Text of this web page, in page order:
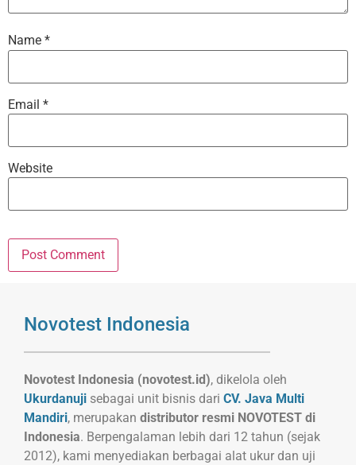
Name *
Email *
Website
Novotest Indonesia
Novotest Indonesia (novotest.id), dikelola oleh
Ukurdanuji sebagai unit bisnis dari CV. Java Multi
Mandiri, merupakan distributor resmi NOVOTEST di
Indonesia. Berpengalaman lebih dari 12 tahun (sejak
2012), kami menyediakan berbagai alat ukur dan uji